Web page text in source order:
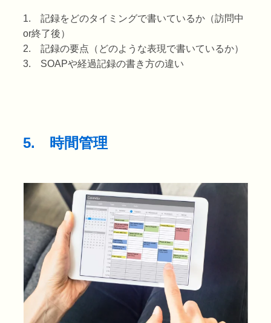
1. 記録をどのタイミングで書いているか（訪問中
or終了後）
2. 記録の要点（どのような表現で書いているか）
3. SOAPや経過記録の書き方の違い
5. 時間管理